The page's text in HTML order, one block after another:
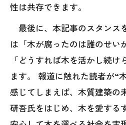
性は共存できます。
最後に、本記事のスタンス
は「木が腐ったのは誰のせい
「どうすれば木を活かし続
ます。 報道に触れた読者が“
感じてしまえば、木質建築の
研吾氏をはじめ、木を愛する